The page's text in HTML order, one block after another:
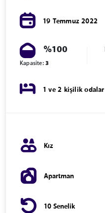
19 Temmuz 2022
%100
Kapasite: 3
1 ve 2 kişilik odalar
Kız
Apartman
10 Senelik